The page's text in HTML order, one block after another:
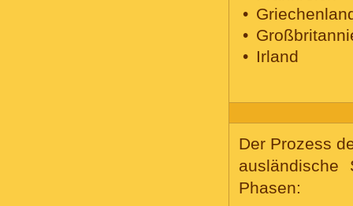
Irland
Der Prozess
ausländische
Phasen: